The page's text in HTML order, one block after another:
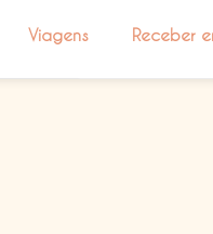
Viagens Receber